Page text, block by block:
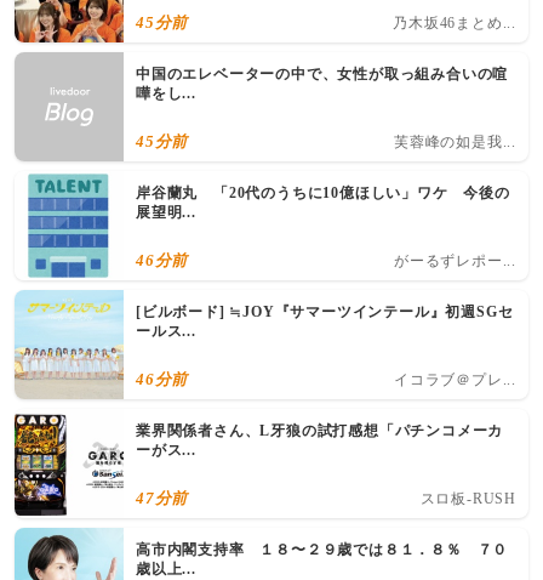
45分前 乃木坂46まとめ...
45分前
中国のエレベーターの中で、女性が取っ組み合いの喧
嘩をし...
芙蓉峰の如是我...
46分前
岸谷蘭丸 「20代のうちに10億ほしい」ワケ 今後の
展望明...
がーるずレポー...
46分前
[ビルボード] ≒JOY『サマーツインテール』初週SGセ
ールス...
イコラブ＠プレ...
47分前
業界関係者さん、L牙狼の試打感想「パチンコメーカ
ーがス...
スロ板-RUSH
高市内閣支持率 １８〜２９歳では８１．８％ ７０
歳以上...